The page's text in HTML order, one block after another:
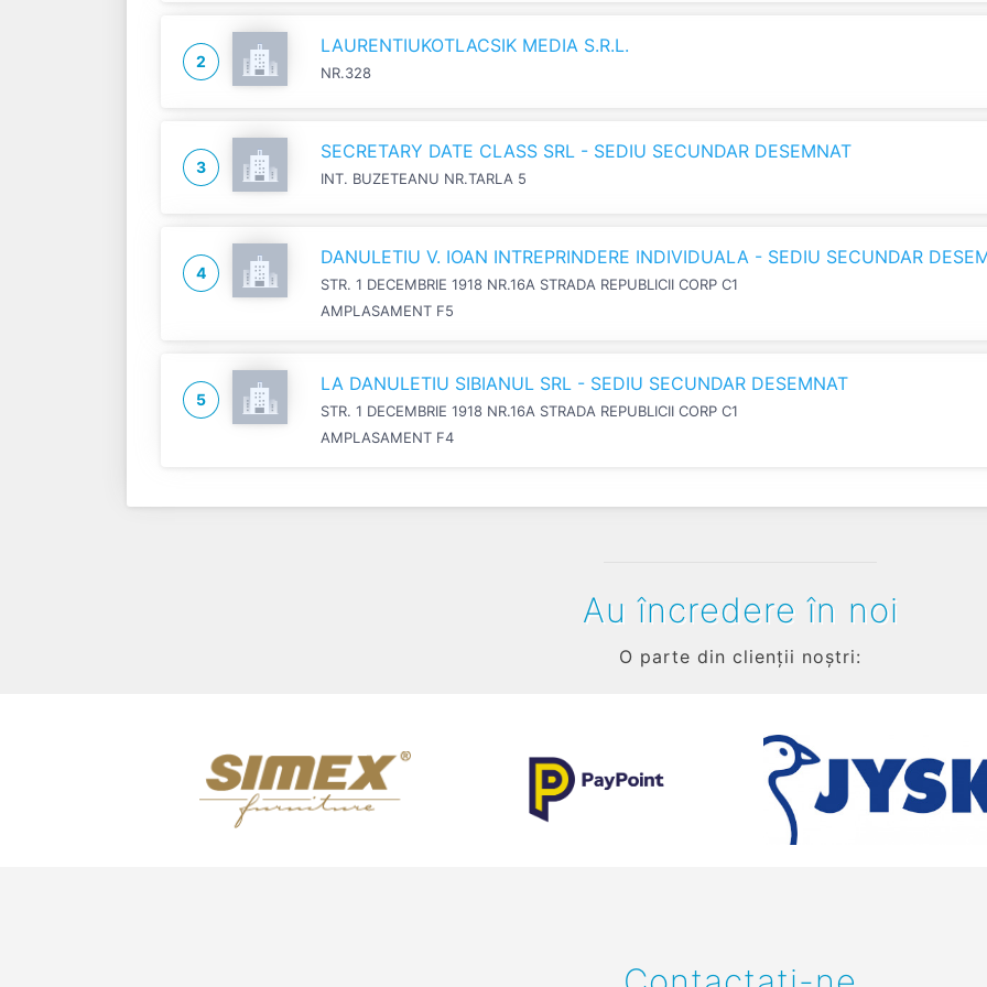
2
LAURENTIUKOTLACSIK MEDIA S.R.L.
NR.328
3
SECRETARY DATE CLASS SRL - SEDIU SECUNDAR DESEMNAT
INT. BUZETEANU NR.TARLA 5
4
DANULETIU V. IOAN INTREPRINDERE INDIVIDUALA - SEDIU SECUNDAR
STR. 1 DECEMBRIE 1918 NR.16A STRADA REPUBLICII CORP C1
AMPLASAMENT F5
5
LA DANULETIU SIBIANUL SRL - SEDIU SECUNDAR DESEMNAT
STR. 1 DECEMBRIE 1918 NR.16A STRADA REPUBLICII CORP C1
AMPLASAMENT F4
Au încredere în noi
O parte din clienții noștri:
Previous